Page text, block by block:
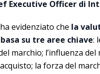
Executive Officer di
evidenziato che la
su tre aree chiave:
marchio; l’influenza del
la forza del